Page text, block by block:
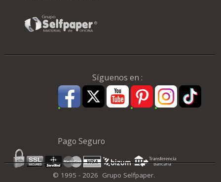
Síguenos en :
Pago Seguro
© 1995 - 2026 Grupo Selfpaper.